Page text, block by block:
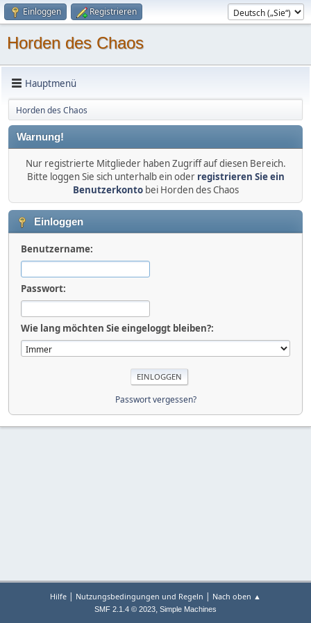
Einloggen Registrieren
Horden des Chaos
Hauptmenü
Horden des Chaos
Warnung!
Nur registrierte Mitglieder haben Zugriff auf diesen Bereich.
Bitte loggen Sie sich unterhalb ein oder registrieren Sie ein
Benutzerkontobei Horden des Chaos
Einloggen
Benutzername:
Passwort:
Wie lang möchten Sie eingeloggt bleiben?:
Passwort vergessen?
Hilfe | Nutzungsbedingungen und Regeln | Nach oben ▲
SMF 2.1.4 © 2023, Simple Machines